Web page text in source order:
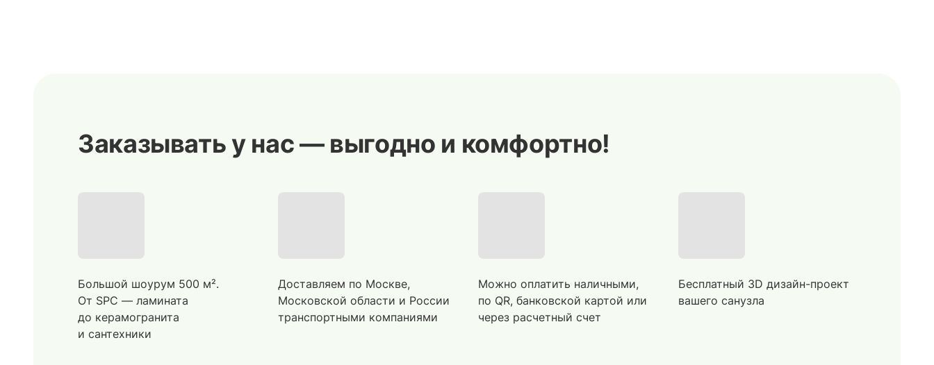
Заказывать у нас — выгодно и комфортно!
Большой шоурум 500 м².
От SPC — ламината
до керамогранита
и сантехники
Доставляем по Москве,
Московской области и России
транспортными компаниями
Можно оплатить наличными,
по QR, банковской картой или
через расчетный счет
Бесплатный 3D дизайн-проект
вашего санузла